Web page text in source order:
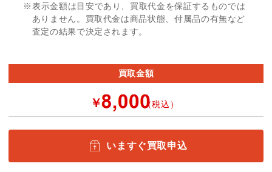
※表示金額は目安であり、買取代金を保証するものでは
ありません。買取代金は商品状態、付属品の有無など
査定の結果で決定されます。
買取金額
￥ （税込）
いますぐ買取申込